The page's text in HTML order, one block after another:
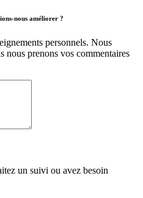
nous améliorer ?
personnels. Nous
nous prenons vos commentaires
un suivi ou avez besoin